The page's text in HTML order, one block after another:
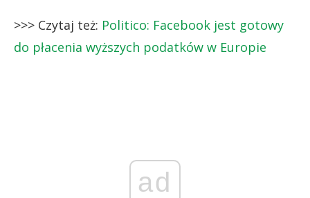
>>> Czytaj też: Politico: Facebook jest gotowy
do płacenia wyższych podatków w Europie
ad